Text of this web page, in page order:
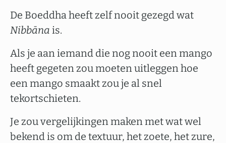
De Boeddha heeft zelf nooit gezegd wat
Nibbāna is.
Als je aan iemand die nog nooit een mango
heeft gegeten zou moeten uitleggen hoe
een mango smaakt zou je al snel
tekortschieten.
Je zou vergelijkingen maken met wat wel
bekend is om de textuur, het zoete, het zure,